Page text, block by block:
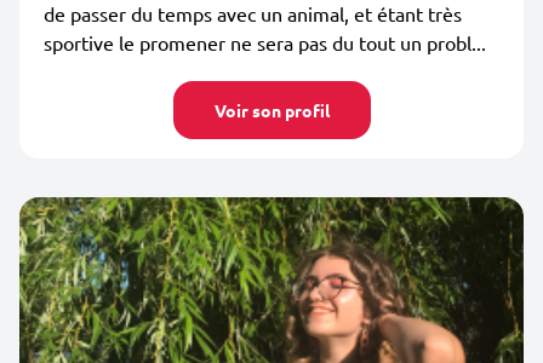
de passer du temps avec un animal, et étant très
sportive le promener ne sera pas du tout un probl...
Voir son profil